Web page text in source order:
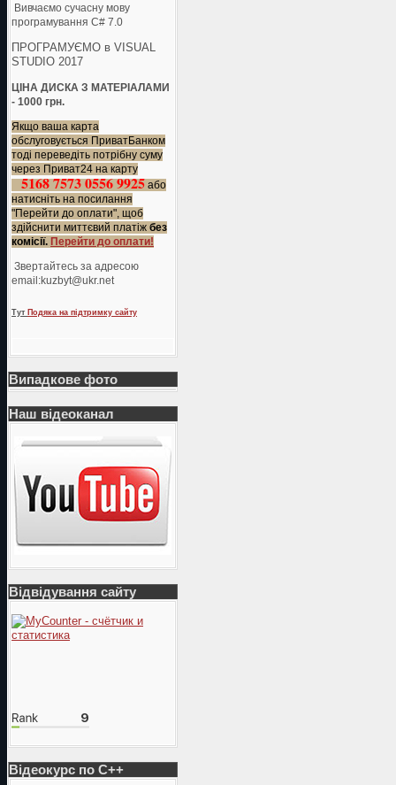
Вивчаємо сучасну мову
програмування C# 7.0
ПРОГРАМУЄМО в VISUAL
STUDIO 2017
ЦІНА ДИСКА З МАТЕРІАЛАМИ
- 1000 грн.
Якщо ваша карта
обслуговується ПриватБанком
тоді переведіть потрібну суму
через Приват24 на карту
5168 7573 0556 9925 або
натисніть на посилання
"Перейти до оплати", щоб
здійснити миттєвий платіж без
комісії. Перейти до оплати!
Звертайтесь за адресою
еmail:kuzbyt@ukr.net
Тут Подяка на підтримку сайту
Випадкове фото
Наш відеоканал
Відвідування сайту
Відеокурс по С++